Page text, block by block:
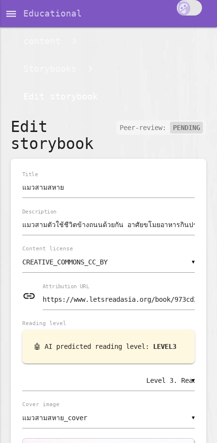
dehaze Educational
Peer-review: PENDING
Edit
storybook
Title
Description
▼
Content license
link
Attribution URL
🤖 AI predicted reading level: LEVEL3
▼
Reading level
▼
Cover image